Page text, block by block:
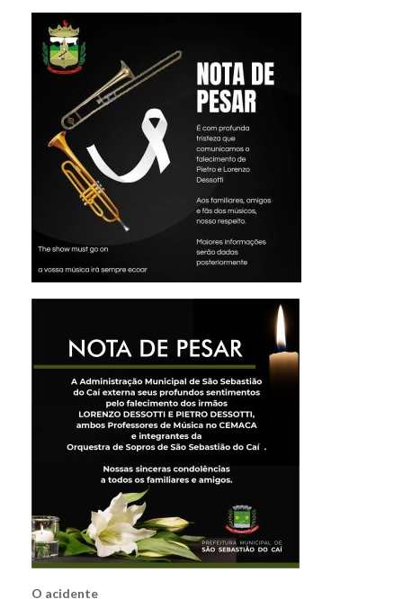
O acidente